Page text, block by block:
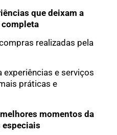
que deixam a
completa
realizadas pela
e serviços
práticas e
momentos da
especiais